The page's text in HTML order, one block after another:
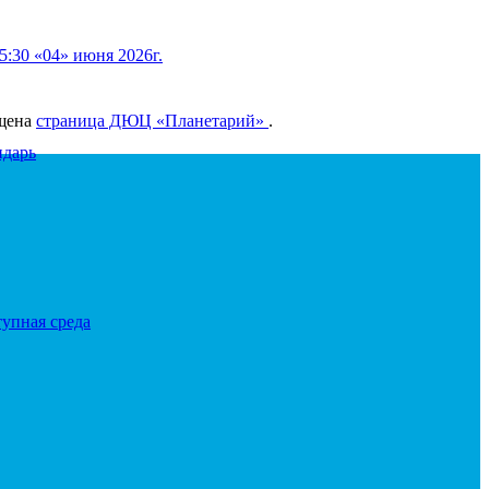
«04» июня 2026г.
страница ДЮЦ «Планетарий» .
среда